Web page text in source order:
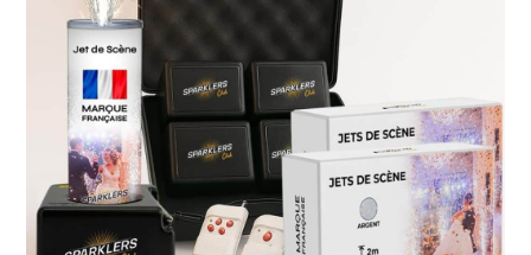
immersion
étincelante
avec
10
jets
de
scène